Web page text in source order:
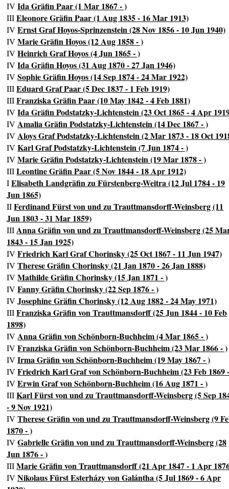
IVIda Gräfin Paar (1 Mar 1867 - )
IIIEleonore Gräfin Paar (1 Aug 1835 - 16 Mar 1913)
IVErnst Graf Hoyos-Sprinzenstein (28 Nov 1856 - 10 Jun 1940)
IVMarie Gräfin Hoyos (12 Aug 1858 - )
IVHeinrich Graf Hoyos (4 Jun 1865 - )
IVIda Gräfin Hoyos (31 Aug 1870 - 27 Jan 1946)
IVSophie Gräfin Hoyos (14 Sep 1874 - 24 Mar 1922)
IIIEduard Graf Paar (5 Dec 1837 - 1 Feb 1919)
IIIFranziska Gräfin Paar (10 May 1842 - 4 Feb 1881)
IVIda Gräfin Podstatzky-Lichtenstein (23 Oct 1865 - 4 Apr
IVAmalia Gräfin Podstatzky-Lichtenstein (14 Dec 1867 - )
IVAloys Graf Podstatzky-Lichtenstein (2 Mar 1873 - 18 Oct
IVKarl Graf Podstatzky-Lichtenstein (7 Jun 1874 - )
IVMarie Gräfin Podstatzky-Lichtenstein (19 Mar 1878 - )
IIILeontine Gräfin Paar (5 Nov 1844 - 18 Apr 1912)
IElisabeth Landgräfin zu Fürstenberg-Weitra (12 Jul 1784 - 19
Jun 1865)
IIFerdinand Fürst von und zu Trauttmansdorff-Weinsberg (11
Jun 1803 - 31 Mar 1859)
IIIAnna Gräfin von und zu Trauttmansdorff-Weinsberg (25
1843 - 15 Jan 1925)
IVFriedrich Karl Graf Chorinsky (25 Oct 1867 - 11 Jun 1947)
IVTherese Gräfin Chorinsky (21 Jan 1870 - 26 Jan 1888)
IVMathilde Gräfin Chorinsky (15 Jan 1871 - )
IVFanny Gräfin Chorinsky (22 Sep 1876 - )
IVJosephine Gräfin Chorinsky (12 Aug 1882 - 24 May 1971)
IIIFranziska Gräfin von Trauttmansdorff (25 Jun 1844 - 10 Feb
1898)
IVAnna Gräfin von Schönborn-Buchheim (4 Mar 1865 - )
IVFranziska Gräfin von Schönborn-Buchheim (23 Mar 1866 - )
IVIrma Gräfin von Schönborn-Buchheim (19 May 1867 - )
IVFriedrich Karl Graf von Schönborn-Buchheim (23 Feb 1869
IVErwin Graf von Schönborn-Buchheim (16 Aug 1871 - )
IIIKarl Fürst von und zu Trauttmansdorff-Weinsberg (5 Sep
- 9 Nov 1921)
IVTherese Gräfin von und zu Trauttmansdorff-Weinsberg (9
1870 - )
IVGabrielle Gräfin von und zu Trauttmansdorff-Weinsberg (28
Jun 1876 - )
IIIMarie Gräfin von Trauttmansdorff (21 Apr 1847 - 1 Apr
IVNikolaus Fürst Esterházy von Galántha (5 Jul 1869 - 6 Apr